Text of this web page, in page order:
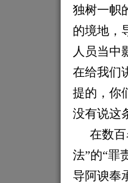
独树一帜
的境地，
人员当中
在给我们
提的，你
没有说这
在数
法”的“罪
导阿谀奉